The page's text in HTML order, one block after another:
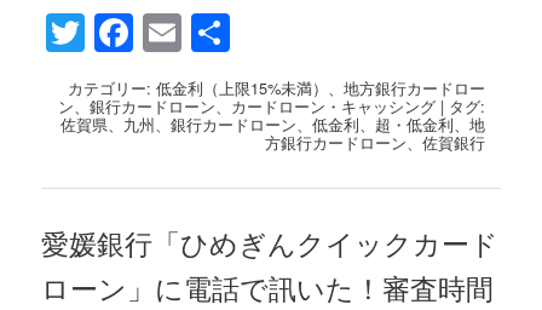
Twitter
Facebook
Email
有
カテゴリー: 低金利（上限15%未満） 、地方銀行カードロー
ン、銀行カードローン、 カードローン・キャッシング | タグ:
佐賀県、 九州、銀行カードローン、低金利、 超・低金利、地
方銀行カードローン、佐賀銀行
愛媛銀行「ひめぎんクイックカード
ローン」に電話で訊いた！審査時間